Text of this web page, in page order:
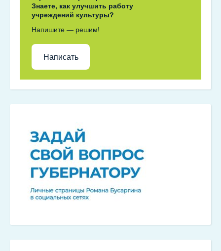
Знаете, как улучшить работу
учреждений культуры?
Напишите — решим!
Написать